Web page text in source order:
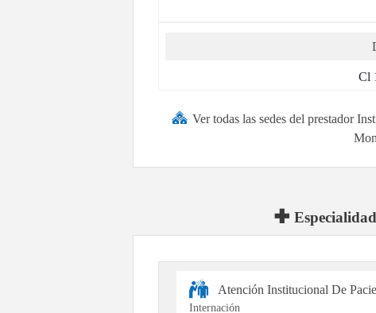
Cl
Ver todas las sedes del prestador
Atención Institucional De
Internación